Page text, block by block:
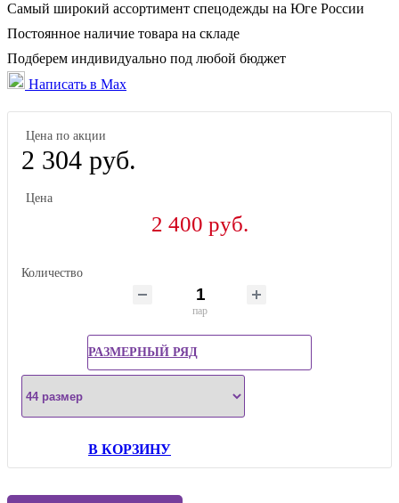
Самый широкий ассортимент спецодежды на Юге России
Постоянное наличие товара на складе
Подберем индивидуально под любой бюджет
Написать в Max
Цена по акции
2 304 руб.
Цена
2 400 руб.
Количество
пар
РАЗМЕРНЫЙ РЯД
В КОРЗИНУ